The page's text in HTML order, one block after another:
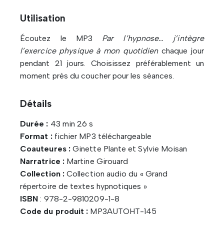
Utilisation
Écoutez le MP3 Par l’hypnose… j’intègre
l’exercice physique à mon quotidienchaque jour
pendant 21 jours. Choisissez préférablement un
moment près du coucher pour les séances.
Détails
Durée : 43 min 26 s
Format :fichier MP3 téléchargeable
Coauteures :Ginette Plante et Sylvie Moisan
Narratrice :Martine Girouard
Collection :Collection audio du « Grand
répertoire de textes hypnotiques »
ISBN : 978-2-9810209-1-8
Code du produit : MP3AUTOHT-145